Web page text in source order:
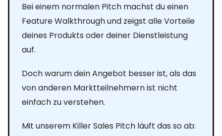
Bei einem normalen Pitch machst du einen
Feature Walkthrough und zeigst alle Vorteile
deines Produkts oder deiner Dienstleistung
auf.
Doch warum dein Angebot besser ist, als das
von anderen Marktteilnehmern ist nicht
einfach zu verstehen.
Mit unserem Killer Sales Pitch läuft das so ab: